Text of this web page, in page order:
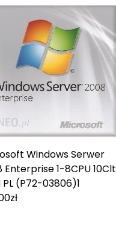
Windows Serwer
Enterprise 1-8CPU 10Clt
PL (P72-03806)1
zł